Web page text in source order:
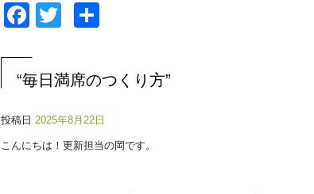
Facebook
Twitter
“毎日満席のつくり方”
投稿日 2025年8月22日
こんにちは！更新担当の岡です。